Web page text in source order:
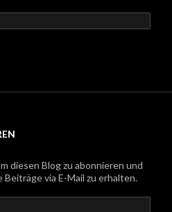
diesen Blog zu abonnieren und
via E-Mail zu erhalten.